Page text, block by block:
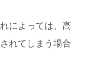
によっては、高
れてしまう場合